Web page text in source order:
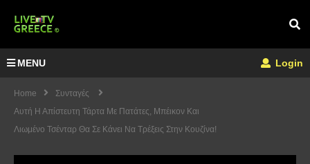
MENU Login
Home
Συνταγές
Αυτή Η Απίστευτη Τάρτα Με Πατάτες, Μπέικον Και
Λιωμένο Τσένταρ Θα Σε Κάνει Να Τρέξεις Στην Κουζίνα!